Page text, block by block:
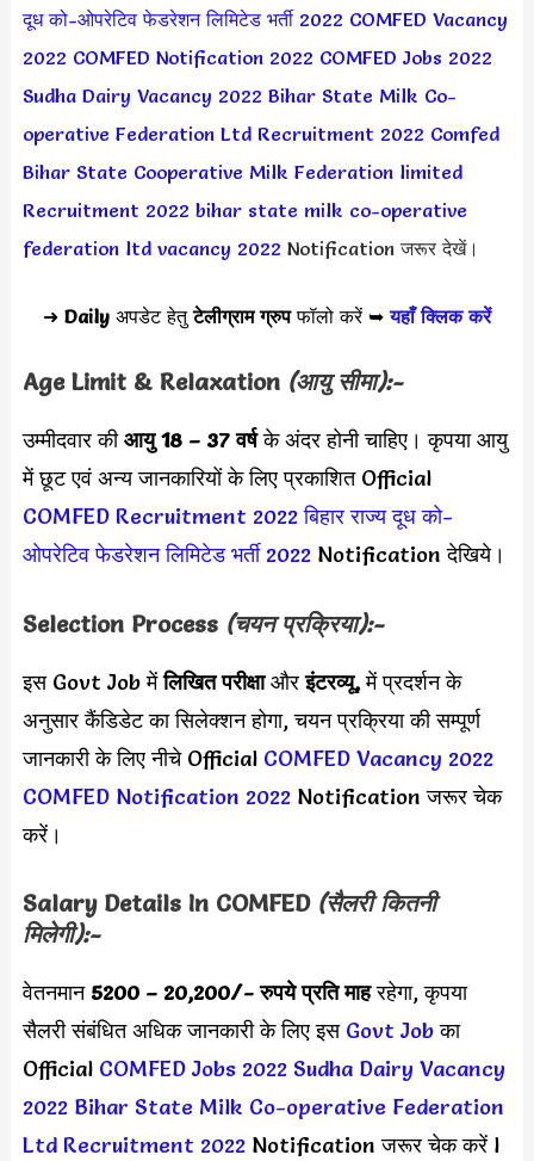
दूध को-ओपरेटिव फेडरेशन लिमिटेड भर्ती 2022 COMFED Vacancy
2022 COMFED Notification 2022 COMFED Jobs 2022
Sudha Dairy Vacancy 2022 Bihar State Milk Co-
operative Federation Ltd Recruitment 2022 Comfed
Bihar State Cooperative Milk Federation limited
Recruitment 2022 bihar state milk co-operative
federation ltd vacancy 2022 Notification जरूर देखें।
➜ Daily अपडेट हेतुटेलीग्राम ग्रुपफॉलो करें ➥यहाँ क्लिक करें
Age Limit & Relaxation (आयु सीमा):-
उम्मीदवार कीआयु 18 – 37 वर्षके अंदर होनी चाहिए। कृपया आयु
में छूट एवं अन्य जानकारियों के लिए प्रकाशित Official
COMFED Recruitment 2022 बिहार राज्य दूध को-
ओपरेटिव फेडरेशन लिमिटेड भर्ती 2022Notification देखिये।
Selection Process (चयन प्रक्रिया):-
इस Govt Job मेंलिखित परीक्षाऔरइंटरव्यू,में प्रदर्शन के
अनुसार कैंडिडेट का सिलेक्शन होगा, चयन प्रक्रिया की सम्पूर्ण
जानकारी के लिए नीचे Official COMFED Vacancy 2022
COMFED Notification 2022Notification जरूर चेक
करें।
Salary Details In COMFED (सैलरी कितनी
मिलेगी):-
वेतनमान 5200 – 20,200/- रुपये प्रति माहरहेगा, कृपया
सैलरी संबंधित अधिक जानकारी के लिए इस Govt Jobका
Official COMFED Jobs 2022 Sudha Dairy Vacancy
2022 Bihar State Milk Co-operative Federation
Ltd Recruitment 2022Notification जरूर चेक करें l